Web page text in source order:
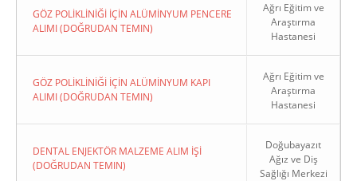
GÖZ POLİKLİNİĞİ İÇİN ALÜMİNYUM PENCERE
ALIMI (DOĞRUDAN TEMIN)
Ağrı Eğitim ve
Araştırma
Hastanesi
GÖZ POLİKLİNİĞİ İÇİN ALÜMİNYUM KAPI
ALIMI (DOĞRUDAN TEMIN)
Ağrı Eğitim ve
Araştırma
Hastanesi
DENTAL ENJEKTÖR MALZEME ALIM İŞİ
(DOĞRUDAN TEMIN)
Doğubayazıt
Ağız ve Diş
Sağlığı Merkezi